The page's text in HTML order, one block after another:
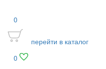
0
перейти в каталог
0